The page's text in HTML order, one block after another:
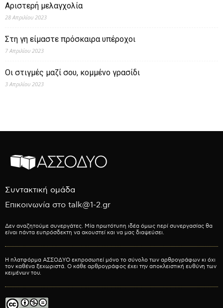
Αριστερή μελαγχολία
28 Απριλίου 2023
Στη γη είμαστε πρόσκαιρα υπέροχοι
7 Απριλίου 2023
Οι στιγμές μαζί σου, κομμένο γρασίδι
3 Απριλίου 2023
Συντακτική ομάδα
Επικοινωνία στο talk@1-2.gr
Δεν αναζητούμε συνεργάτες. Μία πρωτότυπη ιδέα όμως περί συνεργασίας θα
είναι πάντα ευπρόσδεκτη να ακουστεί και να μας διαψεύσει.
Η πλατφόρμα ΑΣΣΟΔΥΟ εκπροσωπεί μόνο το σύνολο των αρθρογράφων κι όχι
τον καθένα ξεχωριστά. Ο κάθε αρθρογράφος έχει την αποκλειστική ευθύνη των
κειμένων του.